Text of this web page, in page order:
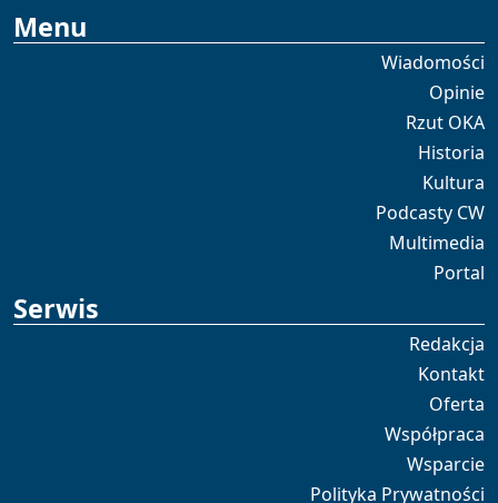
Menu
Wiadomości
Opinie
Rzut OKA
Historia
Kultura
Podcasty CW
Multimedia
Portal
Serwis
Redakcja
Kontakt
Oferta
Współpraca
Wsparcie
Polityka Prywatności